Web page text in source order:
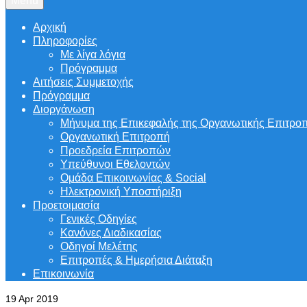
Αρχική
Πληροφορίες
Με λίγα λόγια
Πρόγραμμα
Αιτήσεις Συμμετοχής
Πρόγραμμα
Διοργάνωση
Μήνυμα της Επικεφαλής της Οργανωτικής
Οργανωτική Επιτροπή
Προεδρεία Επιτροπών
Υπεύθυνοι Εθελοντών
Ομάδα Επικοινωνίας & Social
Ηλεκτρονική Υποστήριξη
Προετοιμασία
Γενικές Οδηγίες
Κανόνες Διαδικασίας
Οδηγοί Μελέτης
Επιτροπές & Ημερήσια Διάταξη
Επικοινωνία
19Apr 2019